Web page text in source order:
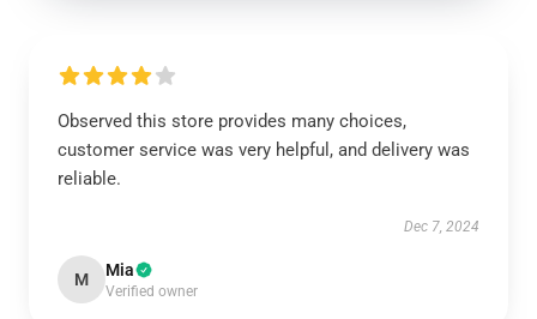
Observed this store provides many choices,
customer service was very helpful, and delivery was
reliable.
Dec 7, 2024
M Mia
Verified owner